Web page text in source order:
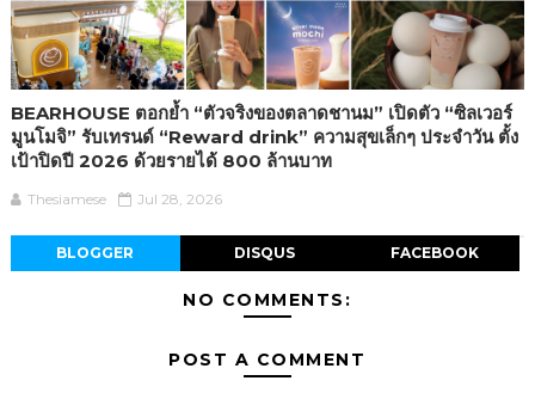
BEARHOUSE ตอกย้ำ “ตัวจริงของตลาดชานม” เปิดตัว “ซิลเวอร์
มูนโมจิ” รับเทรนด์ “Reward drink” ความสุขเล็กๆ ประจำวัน ตั้ง
เป้าปิดปี 2026 ด้วยรายได้ 800 ล้านบาท
Thesiamese Jul 28, 2026
BLOGGER DISQUS FACEBOOK
NO COMMENTS:
POST A COMMENT